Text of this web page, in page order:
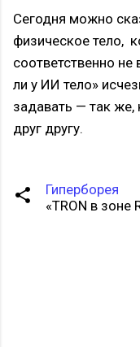
Сегодня можно
физическое тело,
соответственно
ли у ИИ тело»
задавать — так
друг другу.
Гиперборея
«TRON в зоне